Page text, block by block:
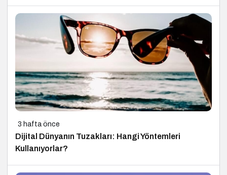
3 hafta önce
Dijital Dünyanın Tuzakları: Hangi Yöntemleri
Kullanıyorlar?